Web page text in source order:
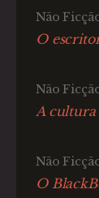
Não
O
Não
A
Não
O